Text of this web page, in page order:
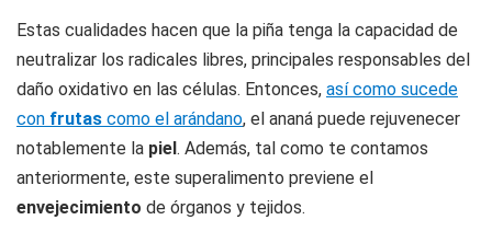
Estas cualidades hacen que la piña tenga la capacidad de
neutralizar los radicales libres, principales responsables del
daño oxidativo en las células. Entonces, así como sucede
con frutas como el arándano, el ananá puede rejuvenecer
notablemente la piel. Además, tal como te contamos
anteriormente, este superalimento previene el
envejecimiento de órganos y tejidos.